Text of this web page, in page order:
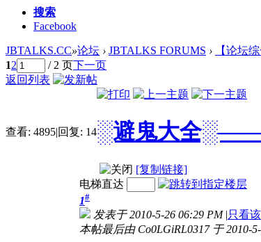
搜索
Facebook
JBTALKS.CC»论坛 › JBTALKS FORUMS › 【论坛综
12 / 2 页下一页
返回列表
查看: 4895|回复: 14░避鬼大全░——
[复制链接]
电梯直达
1#
发表于 2010-5-26 06:29 PM |只看
本帖最后由 Co0LGiRL0317 于 2010-